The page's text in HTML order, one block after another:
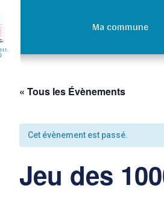
Ma commune
« Tous les Évènements
Cet évènement est passé.
Jeu des